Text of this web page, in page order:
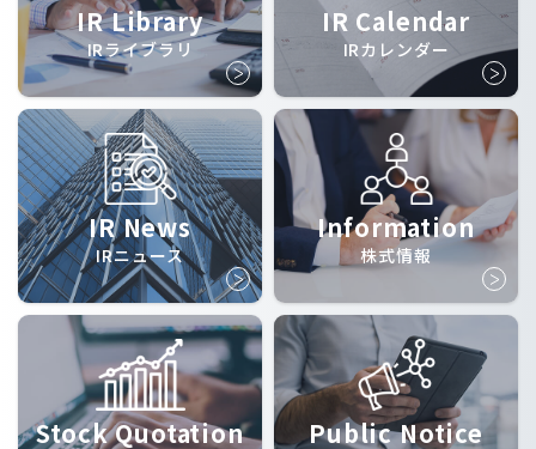
IR Library
IRライブラリ
IR Calendar
IRカレンダー
IR News
IRニュース
Information
株式情報
Stock Quotation Public Notice